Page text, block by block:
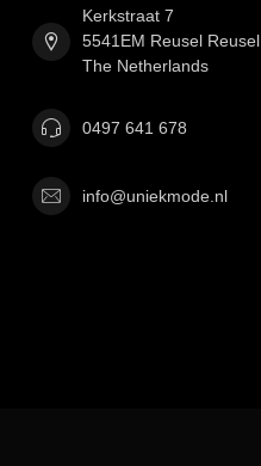
Kerkstraat 7
5541EM Reusel Reusel
The Netherlands
0497 641 678
info@uniekmode.nl